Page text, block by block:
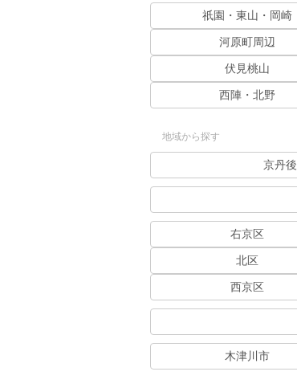
祇園・東山・岡崎
河原町周辺
伏見桃山
西陣・北野
地域から探す
京丹後
右京区
北区
西京区
木津川市